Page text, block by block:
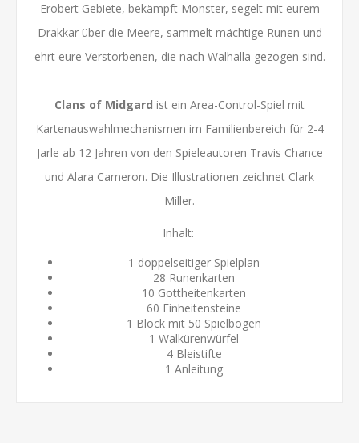
Erobert Gebiete, bekämpft Monster, segelt mit eurem
Drakkar über die Meere, sammelt mächtige Runen und
ehrt eure Verstorbenen, die nach Walhalla gezogen sind.
Clans of Midgard ist ein Area-Control-Spiel mit
Kartenauswahlmechanismen im Familienbereich für 2-4
Jarle ab 12 Jahren von den Spieleautoren Travis Chance
und Alara Cameron. Die Illustrationen zeichnet Clark
Miller.
Inhalt:
1 doppelseitiger Spielplan
28 Runenkarten
10 Gottheitenkarten
60 Einheitensteine
1 Block mit 50 Spielbogen
1 Walkürenwürfel
4 Bleistifte
1 Anleitung